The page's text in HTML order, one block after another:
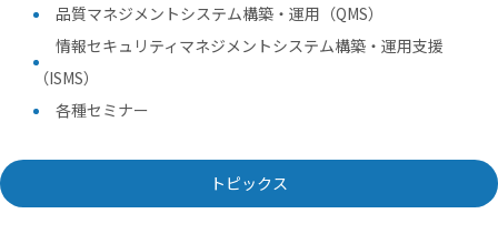
品質マネジメントシステム構築・運用（QMS）
情報セキュリティマネジメントシステム構築・運用支援
（ISMS）
各種セミナー
トピックス